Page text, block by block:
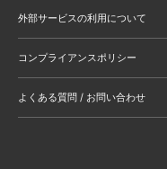
外部サービスの利用について
コンプライアンスポリシー
よくある質問 / お問い合わせ